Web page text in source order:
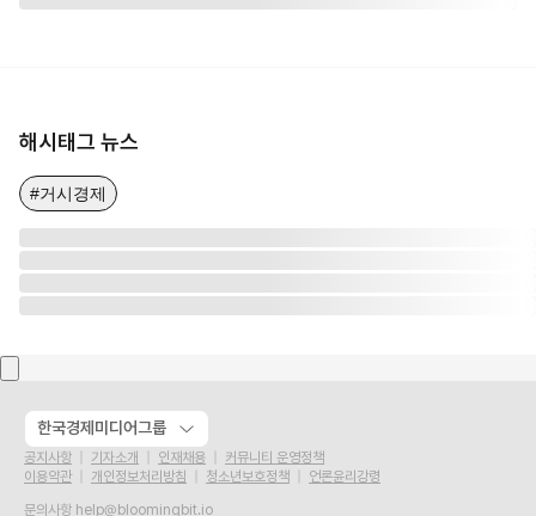
해시태그 뉴스
#거시경제
한국경제미디어그룹
공지사항 기자소개 인재채용
커뮤니티 운영정책
이용약관
개인정보처리방침 청소년보호정책
언론윤리강령
문의사항 help@bloomingbit.io